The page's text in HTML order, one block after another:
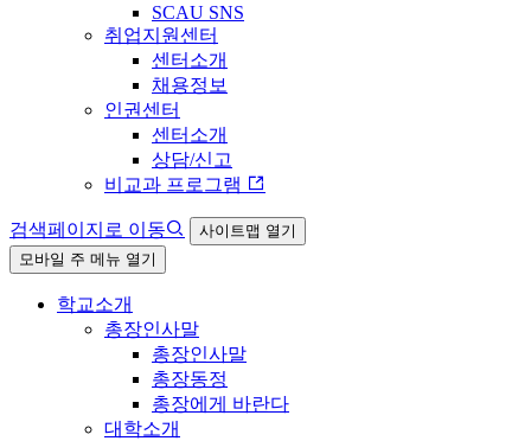
SCAU SNS
취업지원센터
센터소개
채용정보
인권센터
센터소개
상담/신고
비교과 프로그램
검색페이지로 이동
사이트맵 열기
모바일 주 메뉴 열기
학교소개
총장인사말
총장인사말
총장동정
총장에게 바란다
대학소개